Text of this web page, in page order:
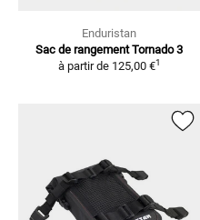
Enduristan
Sac de rangement Tornado 3
à partir de 125,00 €1